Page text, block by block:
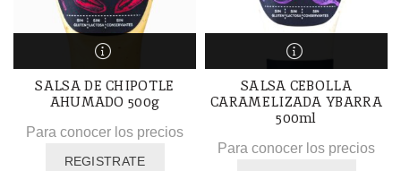
SALSA DE CHIPOTLE
AHUMADO 500g
Para conocer los precios
REGISTRATE
SALSA CEBOLLA
CARAMELIZADA YBARRA
500ml
Para conocer los precios